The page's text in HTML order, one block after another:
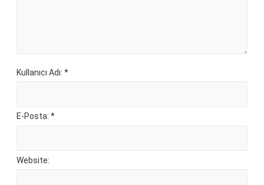
Kullanıcı Adı: *
E-Posta: *
Website: